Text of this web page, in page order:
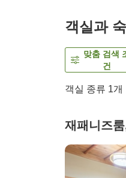
객실과
맞춤 검색
건
객실 종류 1개
재패니즈